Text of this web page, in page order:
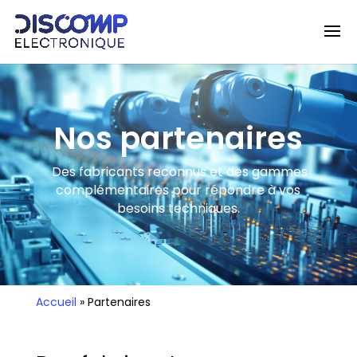
Nos partenaires
Des fabricants reconnus et des gammes
complémentaires pour répondre à vos
besoins techniques.
Accueil » Partenaires